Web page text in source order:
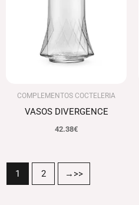
COMPLEMENTOS COCTELERIA
VASOS DIVERGENCE
42.38€
1 2 →